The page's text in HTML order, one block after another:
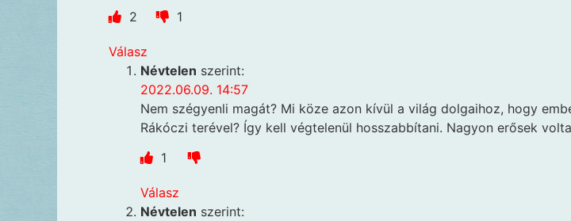
2
1
Válasz
Névtelen szerint:
2022.06.09. 14:57
Nem szégyenli magát? Mi köze azon kívül a világ dolgaihoz, hogy
Rákóczi terével? Így kell végtelenül hosszabbítani. Nagyon erősek
1
Válasz
Névtelen szerint: